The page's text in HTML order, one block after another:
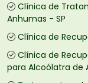
Clínica de
Anhumas - SP
Clínica de
Clínica de
para Alcoólatra de